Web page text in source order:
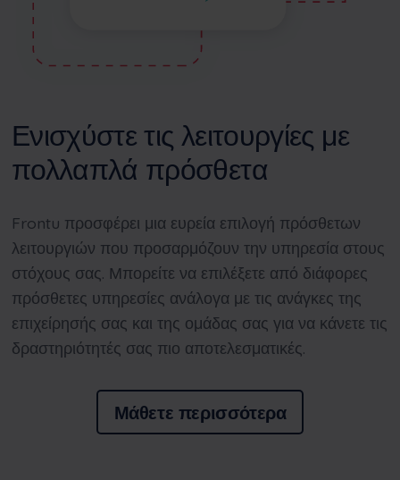
Ενισχύστε τις λειτουργίες με
πολλαπλά πρόσθετα
Frontu προσφέρει μια ευρεία επιλογή πρόσθετων
λειτουργιών που προσαρμόζουν την υπηρεσία στους
στόχους σας. Μπορείτε να επιλέξετε από διάφορες
πρόσθετες υπηρεσίες ανάλογα με τις ανάγκες της
επιχείρησής σας και της ομάδας σας για να κάνετε τις
δραστηριότητές σας πιο αποτελεσματικές.
Μάθετε περισσότερα